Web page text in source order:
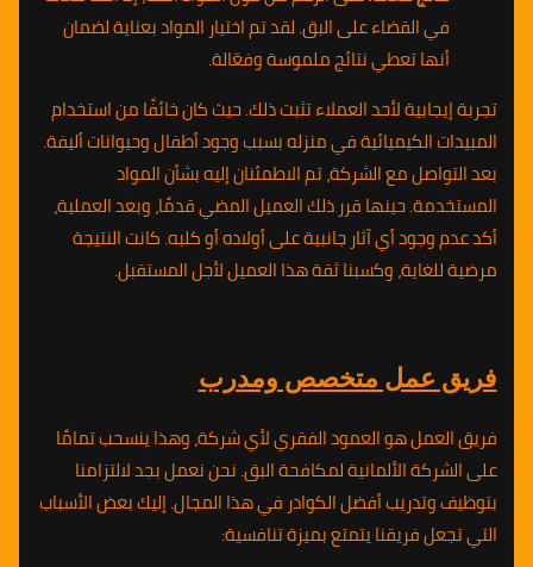
في القضاء على البق. لقد تم اختيار المواد بعناية لضمان
أنها تعطي نتائج ملموسة وفعّالة.
تجربة إيجابية لأحد العملاء تثبت ذلك. حيث كان خائفًا من استخدام
المبيدات الكيميائية في منزله بسبب وجود أطفال وحيوانات أليفة.
بعد التواصل مع الشركة، تم الاطمئنان إليه بشأن المواد
المستخدمة. حينها قرر ذلك العميل المضي قدمًا، وبعد العملية،
أكد عدم وجود أي آثار جانبية على أولاده أو كلبه. كانت النتيجة
مرضية للغاية، وكسبنا ثقة هذا العميل لأجل المستقبل.
فريق عمل متخصص ومدرب
فريق العمل هو العمود الفقري لأي شركة، وهذا ينسحب تمامًا
على الشركة الألمانية لمكافحة البق. نحن نعمل بجد لالتزامنا
بتوظيف وتدريب أفضل الكوادر في هذا المجال. إليك بعض الأسباب
التي تجعل فريقنا يتمتع بميزة تنافسية: